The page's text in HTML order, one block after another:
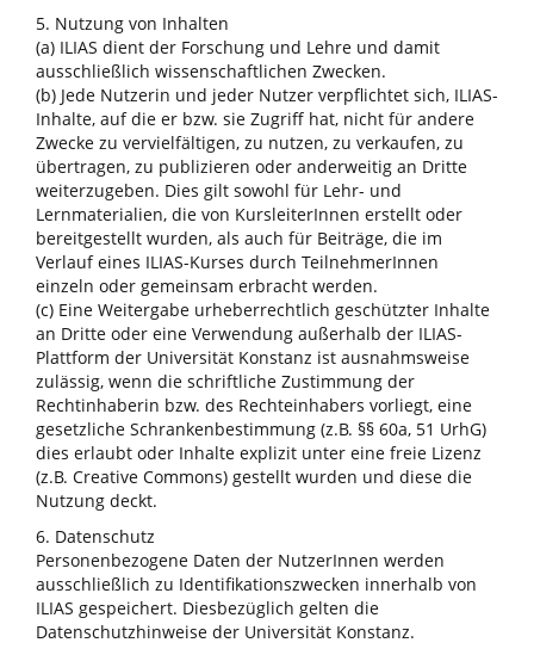
5. Nutzung von Inhalten
(a) ILIAS dient der Forschung und Lehre und damit
ausschließlich wissenschaftlichen Zwecken.
(b) Jede Nutzerin und jeder Nutzer verpflichtet sich, ILIAS-
Inhalte, auf die er bzw. sie Zugriff hat, nicht für andere
Zwecke zu vervielfältigen, zu nutzen, zu verkaufen, zu
übertragen, zu publizieren oder anderweitig an Dritte
weiterzugeben. Dies gilt sowohl für Lehr- und
Lernmaterialien, die von KursleiterInnen erstellt oder
bereitgestellt wurden, als auch für Beiträge, die im
Verlauf eines ILIAS-Kurses durch TeilnehmerInnen
einzeln oder gemeinsam erbracht werden.
(c) Eine Weitergabe urheberrechtlich geschützter Inhalte
an Dritte oder eine Verwendung außerhalb der ILIAS-
Plattform der Universität Konstanz ist ausnahmsweise
zulässig, wenn die schriftliche Zustimmung der
Rechtinhaberin bzw. des Rechteinhabers vorliegt, eine
gesetzliche Schrankenbestimmung (z.B. §§ 60a, 51 UrhG)
dies erlaubt oder Inhalte explizit unter eine freie Lizenz
(z.B. Creative Commons) gestellt wurden und diese die
Nutzung deckt.
6. Datenschutz
Personenbezogene Daten der NutzerInnen werden
ausschließlich zu Identifikationszwecken innerhalb von
ILIAS gespeichert. Diesbezüglich gelten die
Datenschutzhinweise der Universität Konstanz.